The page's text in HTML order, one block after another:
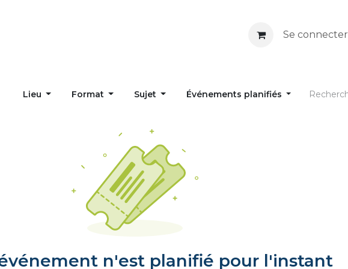
Se connecter
Lieu Format Sujet Événements planifiés
n'est planifié pour l'instant